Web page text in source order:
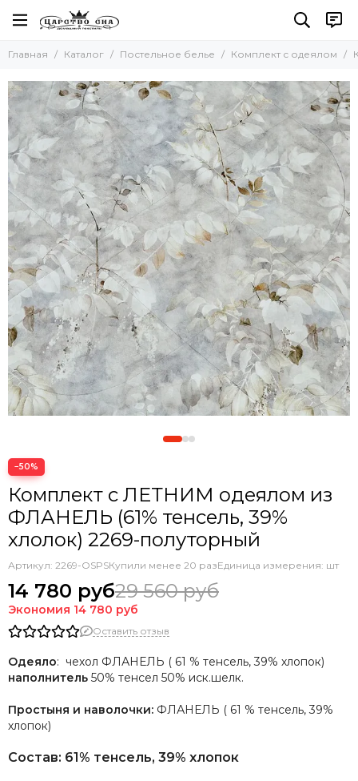
Постельное белье
Комплекты постельного белья
Комплект с покрывалом
Комплект с одеялом
Простыни без резинки
Простыни на резинке
Простыни махровые
Пододеяльники
Наволочки
Комплект простыня и наволочки
Детское постельное белье
Главная Каталог Постельное белье Комплект с одеялом
−50%
Комплект с ЛЕТНИМ одеялом из
ФЛАНЕЛЬ (61% тенсель, 39%
хлолок) 2269-полуторный
Артикул: 2269-OSPSКупили менее 20 разЕдиница измерения: шт
14 780 руб29 560 руб
Экономия 14 780 руб
Оставить отзыв
Одеяло: чехол ФЛАНЕЛЬ ( 61 % тенсель, 39% хлопок)
наполнитель 50% тенсел 50% иск.шелк.
Простыня и наволочки: ФЛАНЕЛЬ ( 61 % тенсель, 39%
хлопок)
Состав: 61% тенсель, 39% хлопок